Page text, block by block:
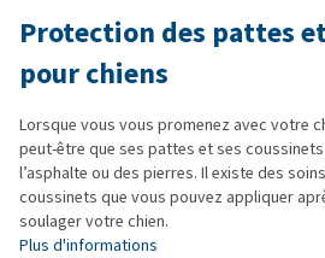
Protection des pattes
pour chiens
Lorsque vous vous promenez avec votre
peut-être que ses pattes et ses
l’asphalte ou des pierres. Il existe des
coussinets que vous pouvez appliquer
soulager votre chien.
Plus d'informations